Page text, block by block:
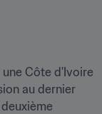
une Côte d'Ivoire
au dernier